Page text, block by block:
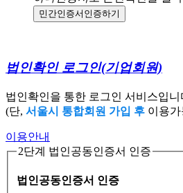
민간인증서 인증하기
법인확인 로그인(기업회원)
법인확인을 통한 로그인 서비스입니
(단, 서울시 통합회원 가입 후 이용
이용안내
2단계 법인공동인증서 인증
법인공동인증서 인증